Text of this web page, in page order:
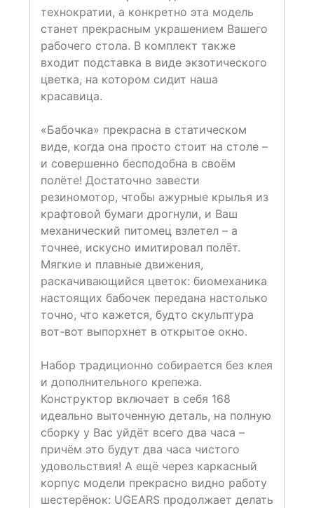
технократии, а конкретно эта модель
станет прекрасным украшением Вашего
рабочего стола. В комплект также
входит подставка в виде экзотического
цветка, на котором сидит наша
красавица.
«Бабочка» прекрасна в статическом
виде, когда она просто стоит на столе –
и совершенно бесподобна в своём
полёте! Достаточно завести
резиномотор, чтобы ажурные крылья из
крафтовой бумаги дрогнули, и Ваш
механический питомец взлетел – а
точнее, искусно имитировал полёт.
Мягкие и плавные движения,
раскачивающийся цветок: биомеханика
настоящих бабочек передана настолько
точно, что кажется, будто скульптура
вот-вот выпорхнет в открытое окно.
Набор традиционно собирается без клея
и дополнительного крепежа.
Конструктор включает в себя 168
идеально выточенную деталь, на полную
сборку у Вас уйдёт всего два часа –
причём это будут два часа чистого
удовольствия! А ещё через каркасный
корпус модели прекрасно видно работу
шестерёнок: UGEARS продолжает делать